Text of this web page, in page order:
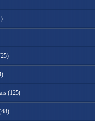
(125)
(48)